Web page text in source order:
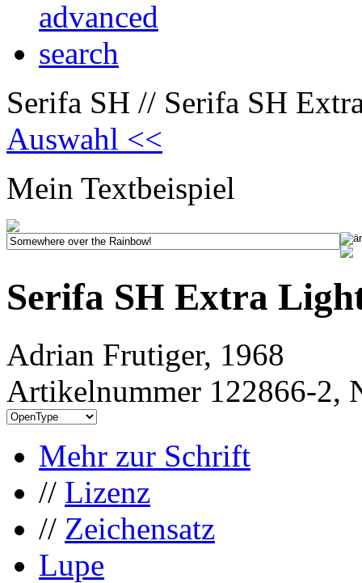
Serifa SH // Serifa SH
Auswahl <<
Mein Textbeispiel
Serifa SH Extra
Adrian Frutiger, 1968
Artikelnummer 122866-2,
Mehr zur Schrift
// Lizenz
// Zeichensatz
Lupe